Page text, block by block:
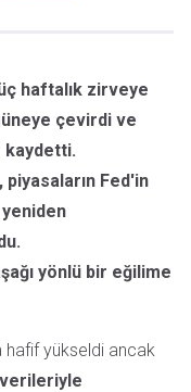
haftalık zirveye
çevirdi ve
kaydetti.
Fed'in
yeniden
yönlü bir eğilime
hafif yükseldi ancak
verileriyle